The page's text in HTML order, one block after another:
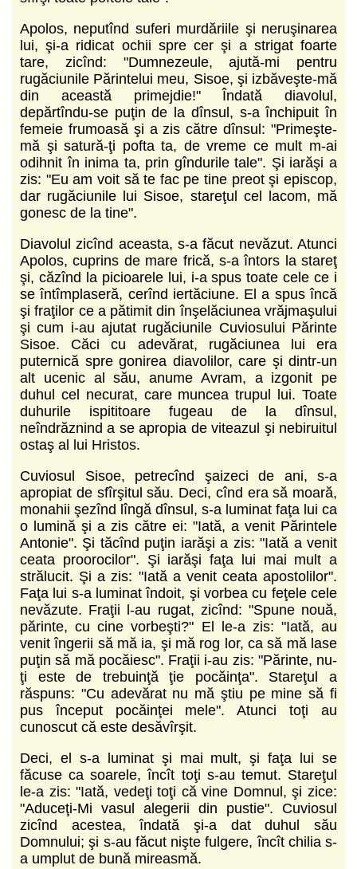
Apolos, neputînd suferi murdăriile şi neruşinarea
lui, şi-a ridicat ochii spre cer şi a strigat foarte
tare, zicînd: "Dumnezeule, ajută-mi pentru
rugăciunile Părintelui meu, Sisoe, şi izbăveşte-mă
din această primejdie!" Îndată diavolul,
depărtîndu-se puţin de la dînsul, s-a închipuit în
femeie frumoasă şi a zis către dînsul: "Primeşte-
mă şi satură-ţi pofta ta, de vreme ce mult m-ai
odihnit în inima ta, prin gîndurile tale". Şi iarăşi a
zis: "Eu am voit să te fac pe tine preot şi episcop,
dar rugăciunile lui Sisoe, stareţul cel lacom, mă
gonesc de la tine".
Diavolul zicînd aceasta, s-a făcut nevăzut. Atunci
Apolos, cuprins de mare frică, s-a întors la stareţ
şi, căzînd la picioarele lui, i-a spus toate cele ce i
se întîmplaseră, cerînd iertăciune. El a spus încă
şi fraţilor ce a pătimit din înşelăciunea vrăjmaşului
şi cum i-au ajutat rugăciunile Cuviosului Părinte
Sisoe. Căci cu adevărat, rugăciunea lui era
puternică spre gonirea diavolilor, care şi dintr-un
alt ucenic al său, anume Avram, a izgonit pe
duhul cel necurat, care muncea trupul lui. Toate
duhurile ispititoare fugeau de la dînsul,
neîndrăznind a se apropia de viteazul şi nebiruitul
ostaş al lui Hristos.
Cuviosul Sisoe, petrecînd şaizeci de ani, s-a
apropiat de sfîrşitul său. Deci, cînd era să moară,
monahii şezînd lîngă dînsul, s-a luminat faţa lui ca
o lumină şi a zis către ei: "Iată, a venit Părintele
Antonie". Şi tăcînd puţin iarăşi a zis: "Iată a venit
ceata proorocilor". Şi iarăşi faţa lui mai mult a
strălucit. Şi a zis: "Iată a venit ceata apostolilor".
Faţa lui s-a luminat îndoit, şi vorbea cu feţele cele
nevăzute. Fraţii l-au rugat, zicînd: "Spune nouă,
părinte, cu cine vorbeşti?" El le-a zis: "Iată, au
venit îngerii să mă ia, şi mă rog lor, ca să mă lase
puţin să mă pocăiesc". Fraţii i-au zis: "Părinte, nu-
ţi este de trebuinţă ţie pocăinţa". Stareţul a
răspuns: "Cu adevărat nu mă ştiu pe mine să fi
pus început pocăinţei mele". Atunci toţi au
cunoscut că este desăvîrşit.
Deci, el s-a luminat şi mai mult, şi faţa lui se
făcuse ca soarele, încît toţi s-au temut. Stareţul
le-a zis: "Iată, vedeţi toţi că vine Domnul, şi zice:
"Aduceţi-Mi vasul alegerii din pustie". Cuviosul
zicînd acestea, îndată şi-a dat duhul său
Domnului; şi s-au făcut nişte fulgere, încît chilia s-
a umplut de bună mireasmă.